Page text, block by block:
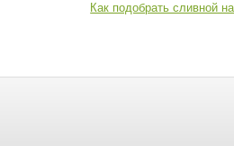
Как подобрать сливной